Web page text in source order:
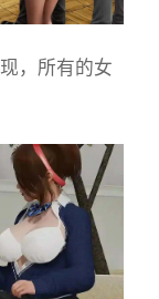
，所有的女